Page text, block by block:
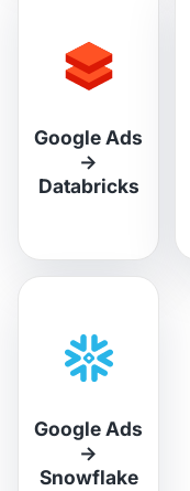
Google Ads
→
Databricks
Google Ads
→
Snowflake